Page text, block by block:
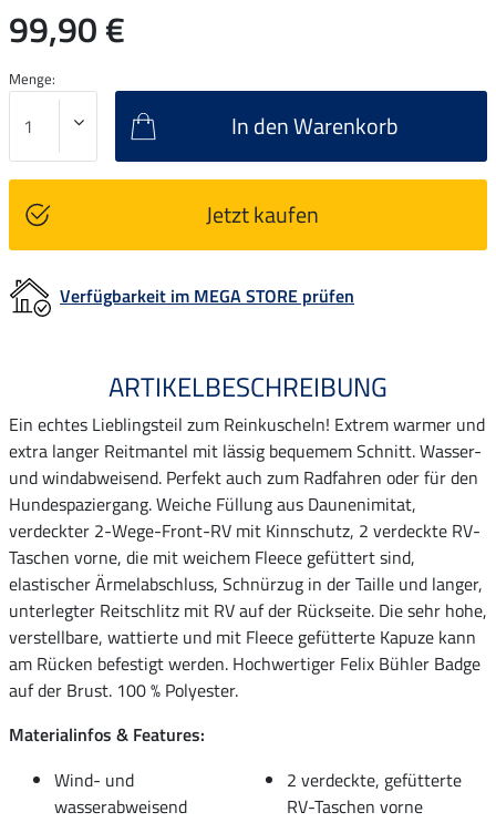
99,90 €
Menge:
In den Warenkorb
Jetzt kaufen
Verfügbarkeit im MEGA STORE prüfen
ARTIKELBESCHREIBUNG
Ein echtes Lieblingsteil zum Reinkuscheln! Extrem warmer und
extra langer Reitmantel mit lässig bequemem Schnitt. Wasser-
und windabweisend. Perfekt auch zum Radfahren oder für den
Hundespaziergang. Weiche Füllung aus Daunenimitat,
verdeckter 2-Wege-Front-RV mit Kinnschutz, 2 verdeckte RV-
Taschen vorne, die mit weichem Fleece gefüttert sind,
elastischer Ärmelabschluss, Schnürzug in der Taille und langer,
unterlegter Reitschlitz mit RV auf der Rückseite. Die sehr hohe,
verstellbare, wattierte und mit Fleece gefütterte Kapuze kann
am Rücken befestigt werden. Hochwertiger Felix Bühler Badge
auf der Brust. 100 % Polyester.
Materialinfos & Features:
Wind- und
wasserabweisend
2 verdeckte, gefütterte
RV-Taschen vorne